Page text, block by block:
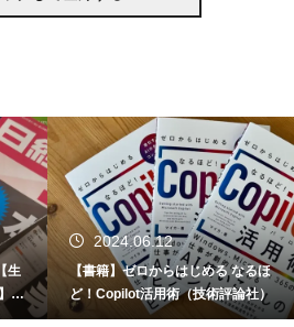
生
A
ビ
2024.06.12
【書籍】ゼロからはじめる なるほ
ど！Copilot活用術（技術評論社）